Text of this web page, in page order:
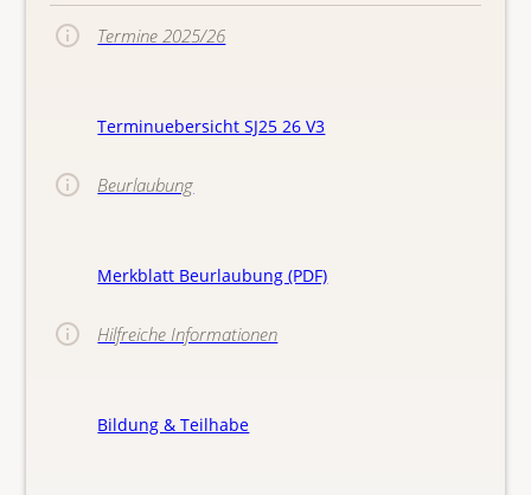
Termine 2025/26
Terminuebersicht SJ25 26 V3
Beurlaubung
Merkblatt Beurlaubung (PDF)
Hilfreiche Informationen
Bildung & Teilhabe